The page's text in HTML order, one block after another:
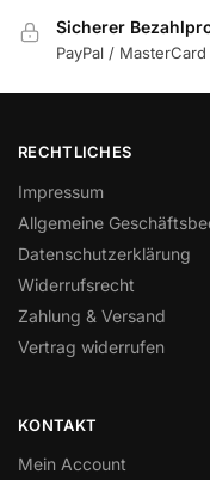
Sicherer
PayPal /
RECHTLICHES
Impressum
Allgemeine
Datenschutzerklärung
Widerrufsrecht
Zahlung & Versand
Vertrag widerrufen
KONTAKT
Mein Account